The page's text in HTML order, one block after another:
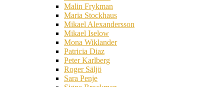
Malin Frykman
Maria Stockhaus
Mikael Alexandersson
Mikael Iselow
Mona Wiklander
Patricia Diaz
Peter Karlberg
Roger Säljö
Sara Penje